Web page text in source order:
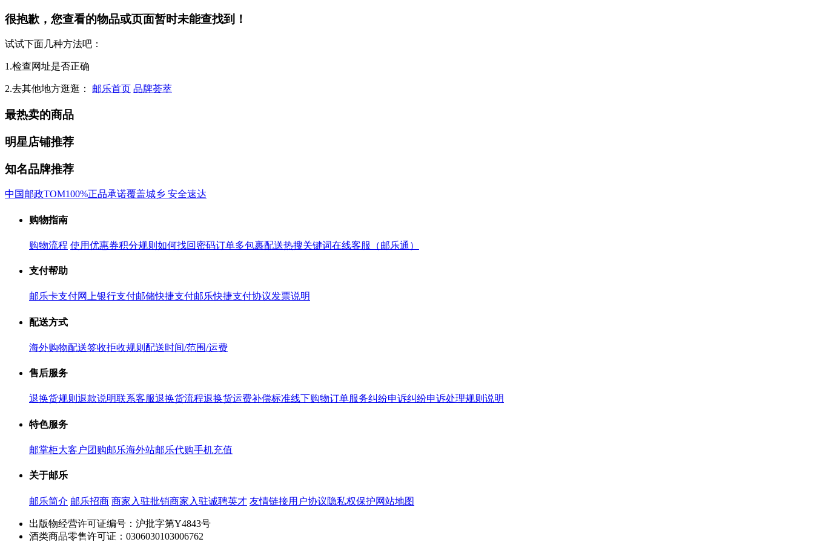
很抱歉，您查看的物品或页面暂时未能查找到！
试试下面几种方法吧：
1.检查网址是否正确
2.去其他地方逛逛： 邮乐首页 品牌荟萃
最热卖的商品
明星店铺推荐
知名品牌推荐
中国邮政TOM100%正品承诺覆盖城乡 安全速达
购物指南
购物流程 使用优惠券积分规则 如何找回密码订单多包裹配送热搜关键词在线客服（邮乐通）
支付帮助
邮乐卡支付网上银行支付邮储快捷支付邮乐快捷支付协议发票说明
配送方式
海外购物配送签收拒收规则 配送时间/范围/运费
售后服务
退换货规则 退款说明联系客服退换货流程退换货运费补偿标准线下购物订单服务纠纷申诉纠纷申诉处理规则说明
特色服务
邮掌柜大客户团购邮乐海外站邮乐代购手机充值
关于邮乐
邮乐简介 邮乐招商 商家入驻批销商家入驻诚聘英才 友情链接用户协议隐私权保护网站地图
出版物经营许可证编号：沪批字第Y4843号
酒类商品零售许可证：0306030103006762